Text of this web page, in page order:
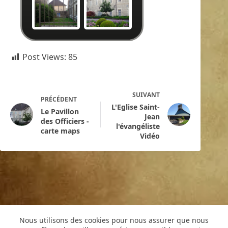
Nous utilisons des cookies pour nous assurer que nous
Post Views: 85
PRÉCÉDENT
Le Pavillon
des Officiers -
carte maps
SUIVANT
L'Eglise Saint-
Jean
l'évangéliste
Vidéo